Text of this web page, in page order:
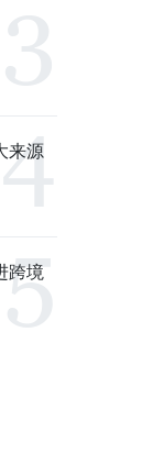
来源
跨境